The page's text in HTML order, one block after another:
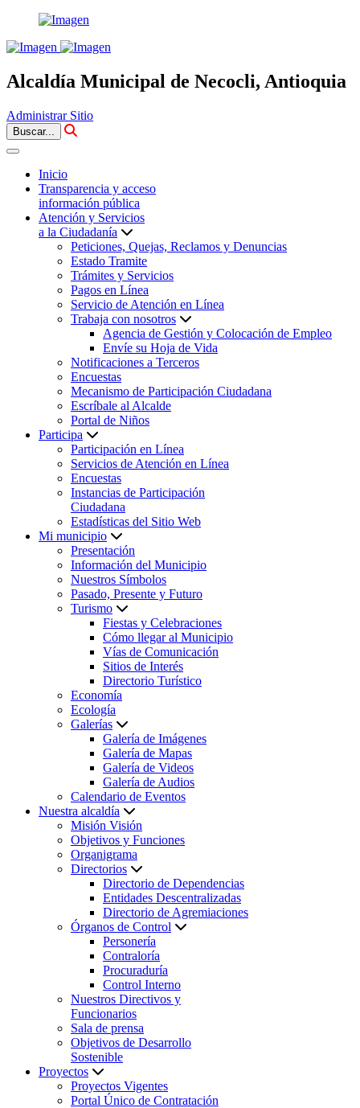
Alcaldía Municipal de Necocli, Antioquia
Administrar Sitio
Buscar...
Inicio
Transparencia y acceso
información pública
Atención y Servicios
a la Ciudadanía
Peticiones, Quejas, Reclamos y Denuncias
Estado Tramite
Trámites y Servicios
Pagos en Línea
Servicio de Atención en Línea
Trabaja con nosotros
Agencia de Gestión y Colocación de Empleo
Envíe su Hoja de Vida
Notificaciones a Terceros
Encuestas
Mecanismo de Participación Ciudadana
Escríbale al Alcalde
Portal de Niños
Participa
Participación en Línea
Servicios de Atención en Línea
Encuestas
Instancias de Participación
Ciudadana
Estadísticas del Sitio Web
Mi municipio
Presentación
Información del Municipio
Nuestros Símbolos
Pasado, Presente y Futuro
Turismo
Fiestas y Celebraciones
Cómo llegar al Municipio
Vías de Comunicación
Sitios de Interés
Directorio Turístico
Economía
Ecología
Galerías
Galería de Imágenes
Galería de Mapas
Galería de Videos
Galería de Audios
Calendario de Eventos
Nuestra alcaldía
Misión Visión
Objetivos y Funciones
Organigrama
Directorios
Directorio de Dependencias
Entidades Descentralizadas
Directorio de Agremiaciones
Órganos de Control
Personería
Contraloría
Procuraduría
Control Interno
Nuestros Directivos y
Funcionarios
Sala de prensa
Objetivos de Desarrollo
Sostenible
Proyectos
Proyectos Vigentes
Portal Único de Contratación